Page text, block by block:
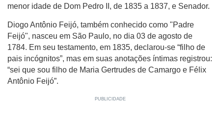
menor idade de Dom Pedro II, de 1835 a 1837, e Senador.
Diogo Antônio Feijó, também conhecido como "Padre
Feijó", nasceu em São Paulo, no dia 03 de agosto de
1784. Em seu testamento, em 1835, declarou-se “filho de
pais incógnitos”, mas em suas anotações íntimas registrou:
“sei que sou filho de Maria Gertrudes de Camargo e Félix
Antônio Feijó”.